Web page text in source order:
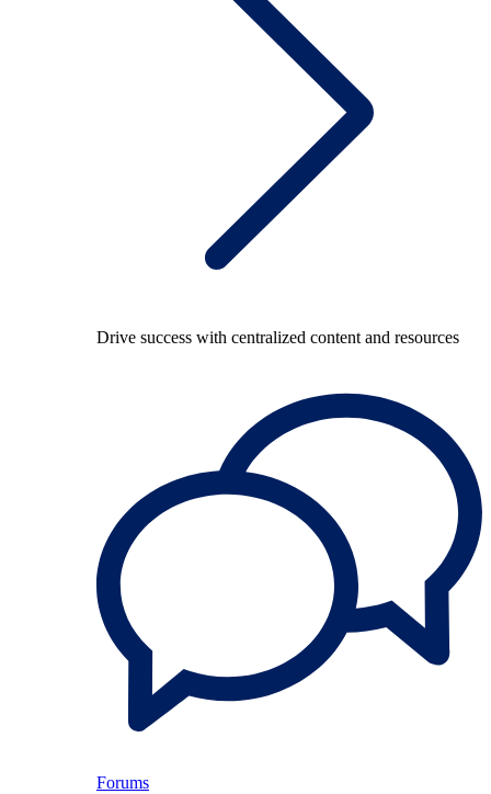
Drive success with centralized content and resources
Forums